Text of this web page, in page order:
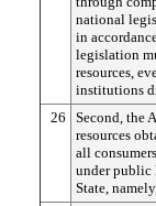
national
in
legislation
resources,
institutions
26
Second, the
resources
all
under public
State,